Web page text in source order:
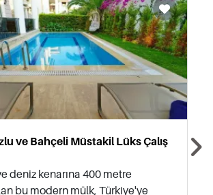
ve Bahçeli Müstakil Lüks Çalış
deniz kenarına 400 metre
bu modern mülk, Türkiye'ye